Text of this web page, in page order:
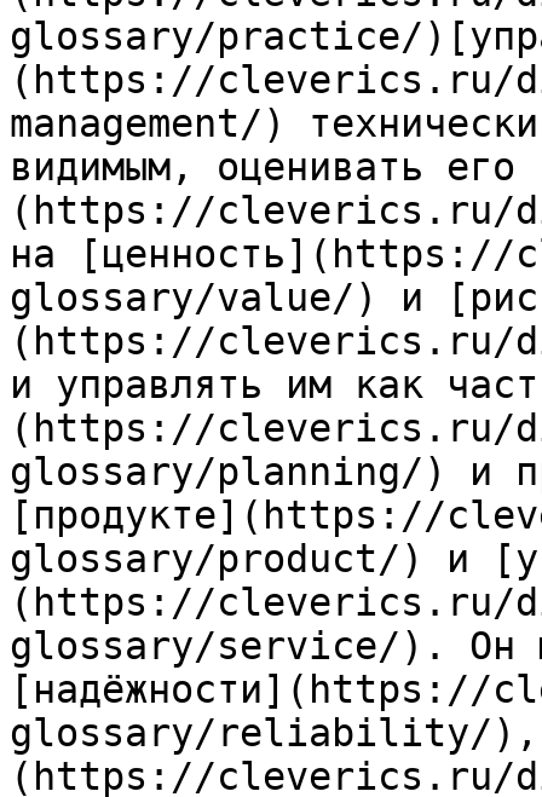
glossary/practice/
(https://cleverics.ru/
management/)
видимым, оценивать
(https://cleverics.ru/
на
glossary/value/) и
(https://cleverics.ru/
и управлять им как
(https://cleverics.ru/
glossary/planning/) и
[продукте](https://
glossary/product/) и
(https://cleverics.ru/
glossary/service/). Он
glossary/reliability/),
(https://cleverics.ru/